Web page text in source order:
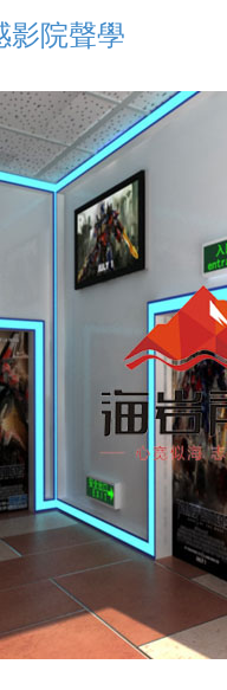
影院聲學